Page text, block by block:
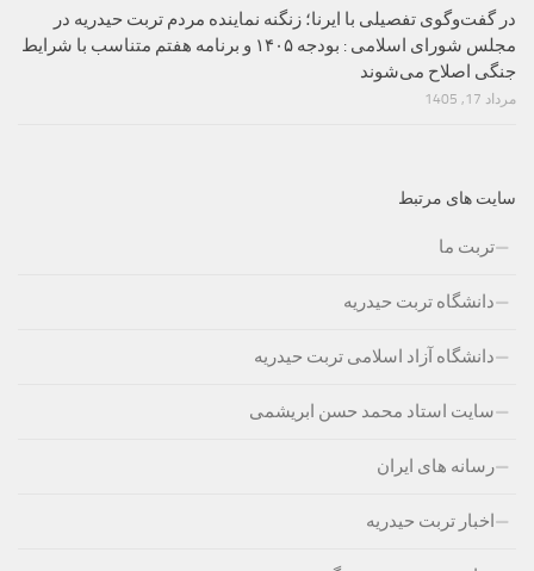
در گفت‌وگوی تفصیلی با ایرنا؛ زنگنه نماینده مردم تربت حیدریه در
مجلس شورای اسلامی : بودجه ۱۴۰۵ و برنامه هفتم متناسب با شرایط
جنگی اصلاح می‌شوند
مرداد 17, 1405
سایت های مرتبط
تربت ما
دانشگاه تربت حیدریه
دانشگاه آزاد اسلامی تربت حیدریه
سایت استاد محمد حسن ابریشمی
رسانه های ایران
اخبار تربت حیدریه